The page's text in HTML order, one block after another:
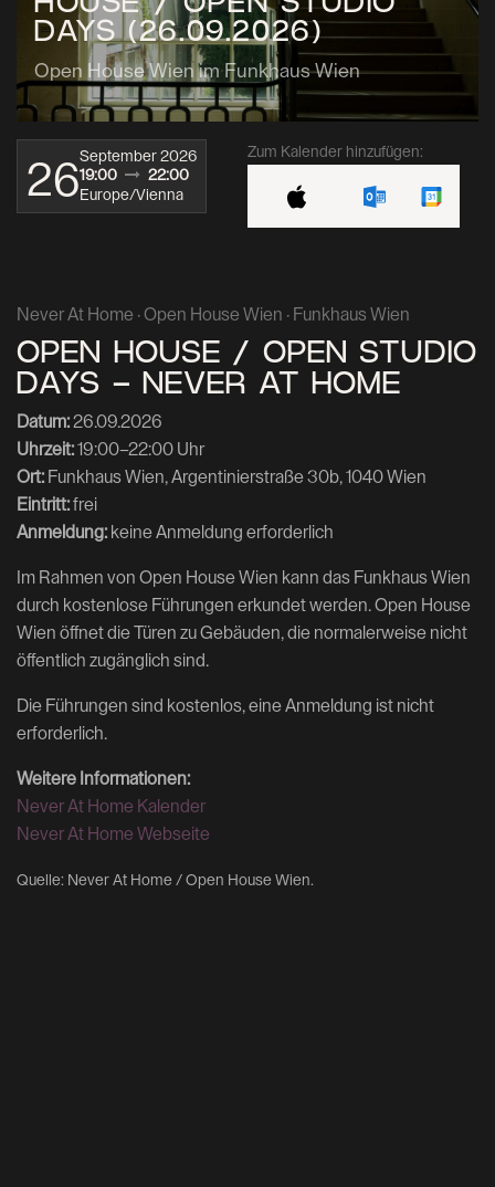
DAYS (26.09.2026)
Open House Wien im Funkhaus Wien
26
September 2026
19:00
22:00
Europe/Vienna
Zum Kalender hinzufügen:
Never At Home · Open House Wien · Funkhaus Wien
OPEN HOUSE / OPEN STUDIO
DAYS – NEVER AT HOME
Datum:26.09.2026
Uhrzeit:19:00–22:00 Uhr
Ort: Funkhaus Wien, Argentinierstraße 30b, 1040 Wien
Eintritt:frei
Anmeldung: keine Anmeldung erforderlich
Im Rahmen von Open House Wien kann das Funkhaus Wien
durch kostenlose Führungen erkundet werden. Open House
Wien öffnet die Türen zu Gebäuden, die normalerweise nicht
öffentlich zugänglich sind.
Die Führungen sind kostenlos, eine Anmeldung ist nicht
erforderlich.
Weitere Informationen:
Never At Home Kalender
Never At Home Webseite
Quelle: Never At Home / Open House Wien.